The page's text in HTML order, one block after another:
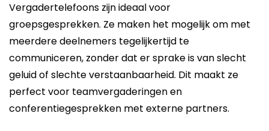
Vergadertelefoons zijn ideaal voor
groepsgesprekken. Ze maken het mogelijk om met
meerdere deelnemers tegelijkertijd te
communiceren, zonder dat er sprake is van slecht
geluid of slechte verstaanbaarheid. Dit maakt ze
perfect voor teamvergaderingen en
conferentiegesprekken met externe partners.